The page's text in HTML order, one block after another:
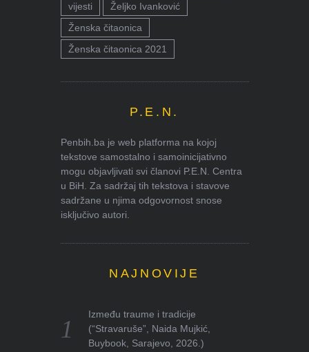
vijesti
Željko Ivanković
Ženska čitaonica
Ženska čitaonica 2021
P.E.N.
Penbih.ba je web platforma na kojoj
tekstove samostalno i samoinicijativno
mogu objavljivati svi članovi P.E.N. Centra
u BiH. Za sadržaj tih tekstova i stavove
sadržane u njima odgovornost snose
isključivo autori.
NAJNOVIJE
Između traume i tradicije
(“Stravaruše”, Naida Mujkić,
Buybook, Sarajevo, 2026.)